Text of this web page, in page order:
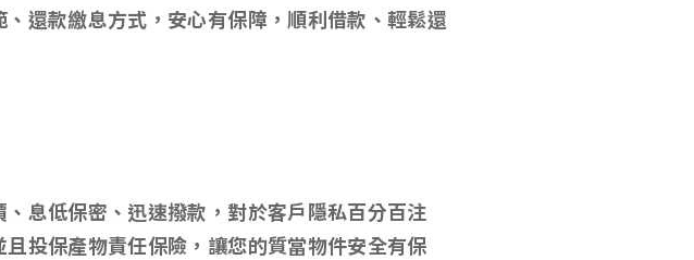
還款繳息方式，安心有保障，順利借款、輕鬆還
息低保密、迅速撥款，對於客戶隱私百分百注
投保產物責任保險，讓您的質當物件安全有保